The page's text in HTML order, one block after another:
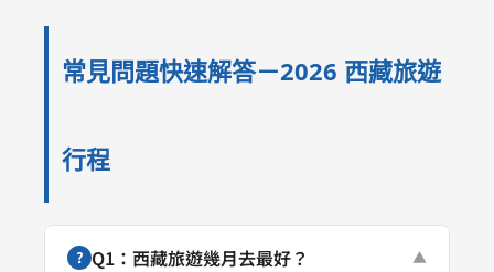
常見問題快速解答－2026 西藏旅遊
行程
? Q1：西藏旅遊幾月去最好？ ▼